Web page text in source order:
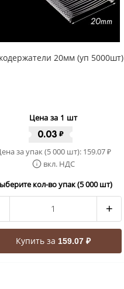
20мм (уп 5000шт)
Цена за 1 шт
0.03 ₽
за упак (5 000 шт): 159.07₽
вкл. НДС
кол-во упак (5 000 шт)
+
Купить за 159.07 ₽